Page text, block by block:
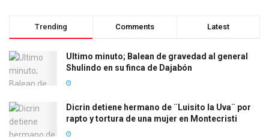
Trending Comments Latest
Ultimo minuto; Balean de gravedad al general
Shulindo en su finca de Dajabón
Dicrin detiene hermano de ¨Luisito la Uva¨ por
rapto y tortura de una mujer en Montecristi